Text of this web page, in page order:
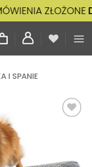
ZŁOŻONEDO 14:00
I SPANIE